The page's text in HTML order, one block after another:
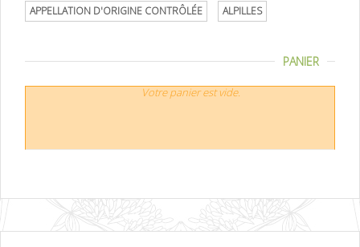
APPELLATION D'ORIGINE CONTRÔLÉE ALPILLES
PANIER
Votre panier est vide.